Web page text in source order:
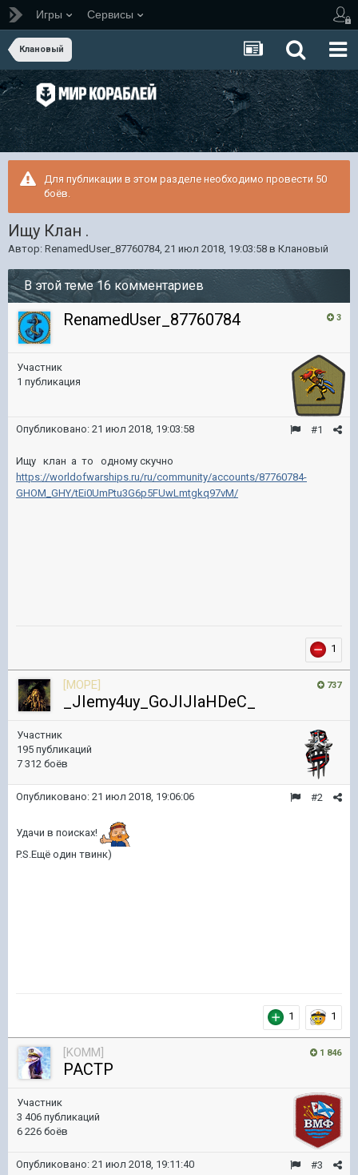
Игры Сервисы
Клановый
Для публикации в этом разделе необходимо провести 50
боёв.
Ищу Клан .
Автор: RenamedUser_87760784, 21 июл 2018, 19:03:58 в Клановый
В этой теме 16 комментариев
3
RenamedUser_87760784
Участник
1 публикация
#1
Опубликовано: 21 июл 2018, 19:03:58
Ищу клан а то одному скучно
https://worldofwarships.ru/ru/community/accounts/87760784-
GHOM_GHY/tEi0UmPtu3G6p5FUwLmtgkq97vM/
1
737
[MOPE]
_JIemy4uy_GoJIJIaHDeC_
Участник
195 публикаций
7 312 боёв
#2
Опубликовано: 21 июл 2018, 19:06:06
Удачи в поисках!
P.S.Ещё один твинк)
1 1
1 846
[KOMM]
PACTP
Участник
3 406 публикаций
6 226 боёв
#3
Опубликовано: 21 июл 2018, 19:11:40